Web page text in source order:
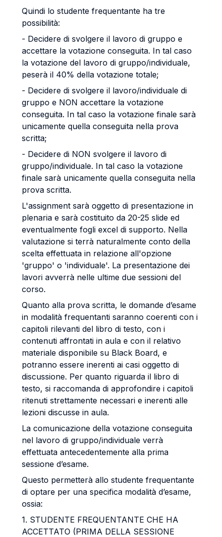
Quindi lo studente frequentante ha tre
possibilità:
- Decidere di svolgere il lavoro di gruppo e
accettare la votazione conseguita. In tal caso
la votazione del lavoro di gruppo/individuale,
peserà il 40% della votazione totale;
- Decidere di svolgere il lavoro/individuale di
gruppo e NON accettare la votazione
conseguita. In tal caso la votazione finale sarà
unicamente quella conseguita nella prova
scritta;
- Decidere di NON svolgere il lavoro di
gruppo/individuale. In tal caso la votazione
finale sarà unicamente quella conseguita nella
prova scritta.
L'assignment sarà oggetto di presentazione in
plenaria e sarà costituito da 20-25 slide ed
eventualmente fogli excel di supporto. Nella
valutazione si terrà naturalmente conto della
scelta effettuata in relazione all'opzione
'gruppo' o 'individuale'. La presentazione dei
lavori avverrà nelle ultime due sessioni del
corso.
Quanto alla prova scritta, le domande d’esame
in modalità frequentanti saranno coerenti con i
capitoli rilevanti del libro di testo, con i
contenuti affrontati in aula e con il relativo
materiale disponibile su Black Board, e
potranno essere inerenti ai casi oggetto di
discussione. Per quanto riguarda il libro di
testo, si raccomanda di approfondire i capitoli
ritenuti strettamente necessari e inerenti alle
lezioni discusse in aula.
La comunicazione della votazione conseguita
nel lavoro di gruppo/individuale verrà
effettuata antecedentemente alla prima
sessione d’esame.
Questo permetterà allo studente frequentante
di optare per una specifica modalità d’esame,
ossia:
1. STUDENTE FREQUENTANTE CHE HA
ACCETTATO (PRIMA DELLA SESSIONE